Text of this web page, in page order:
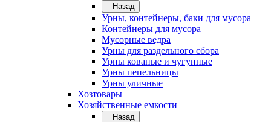
Назад
Урны, контейнеры, баки для мусора
Контейнеры для мусора
Мусорные ведра
Урны для раздельного сбора
Урны кованые и чугунные
Урны пепельницы
Урны уличные
Хозтовары
Хозяйственные емкости
Назад